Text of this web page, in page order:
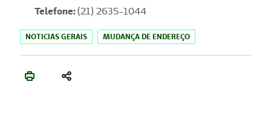
Telefone:(21) 2635-1044
NOTICIAS GERAIS MUDANÇA DE ENDEREÇO